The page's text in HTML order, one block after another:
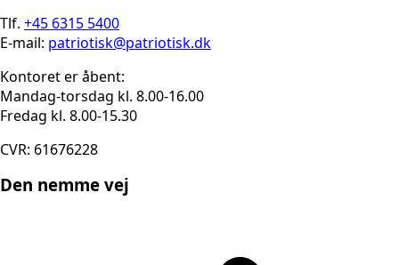
Tlf. +45 6315 5400
E-mail: patriotisk@patriotisk.dk
Kontoret er åbent:
Mandag-torsdag kl. 8.00-16.00
Fredag kl. 8.00-15.30
CVR: 61676228
Den nemme vej